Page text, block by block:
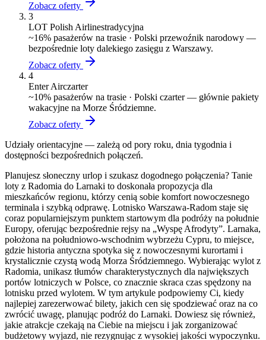
Zobacz oferty
3
LOT Polish Airlinestradycyjna
~16% pasażerów na trasie · Polski przewoźnik narodowy —
bezpośrednie loty dalekiego zasięgu z Warszawy.
Zobacz oferty
4
Enter Airczarter
~10% pasażerów na trasie · Polski czarter — głównie pakiety
wakacyjne na Morze Śródziemne.
Zobacz oferty
Udziały orientacyjne — zależą od pory roku, dnia tygodnia i
dostępności bezpośrednich połączeń.
Planujesz słoneczny urlop i szukasz dogodnego połączenia? Tanie
loty z Radomia do Larnaki to doskonała propozycja dla
mieszkańców regionu, którzy cenią sobie komfort nowoczesnego
terminala i szybką odprawę. Lotnisko Warszawa-Radom staje się
coraz popularniejszym punktem startowym dla podróży na południe
Europy, oferując bezpośrednie rejsy na „Wyspę Afrodyty”. Larnaka,
położona na południowo-wschodnim wybrzeżu Cypru, to miejsce,
gdzie historia antyczna spotyka się z nowoczesnymi kurortami i
krystalicznie czystą wodą Morza Śródziemnego. Wybierając wylot z
Radomia, unikasz tłumów charakterystycznych dla największych
portów lotniczych w Polsce, co znacznie skraca czas spędzony na
lotnisku przed wylotem. W tym artykule podpowiemy Ci, kiedy
najlepiej zarezerwować bilety, jakich cen się spodziewać oraz na co
zwrócić uwagę, planując podróż do Larnaki. Dowiesz się również,
jakie atrakcje czekają na Ciebie na miejscu i jak zorganizować
budżetowy wyjazd, nie rezygnując z wysokiej jakości wypoczynku.